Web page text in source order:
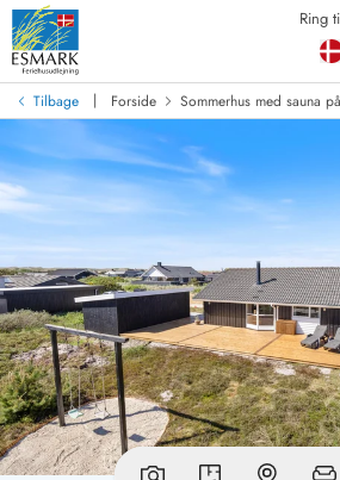
Ring
Tilbage | Forside Sommerhus med sauna